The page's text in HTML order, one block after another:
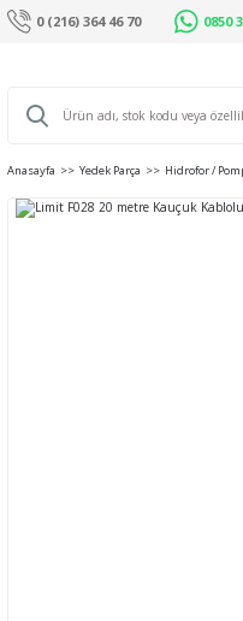
0 (216) 364 46 70 0850
Anasayfa Yedek Parça Hidrofor /